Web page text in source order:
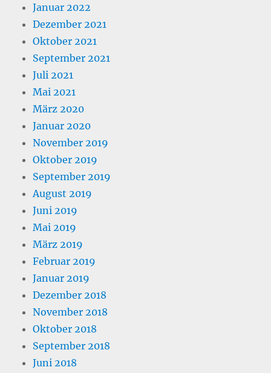
Januar 2022
Dezember 2021
Oktober 2021
September 2021
Juli 2021
Mai 2021
März 2020
Januar 2020
November 2019
Oktober 2019
September 2019
August 2019
Juni 2019
Mai 2019
März 2019
Februar 2019
Januar 2019
Dezember 2018
November 2018
Oktober 2018
September 2018
Juni 2018